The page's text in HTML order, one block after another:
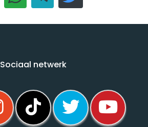
Sociaal netwerk